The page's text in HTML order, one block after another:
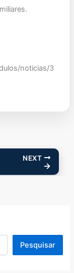
noticias/3
NEXT
Pesquisar